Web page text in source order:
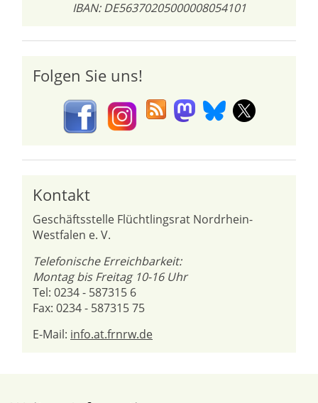
IBAN: DE56370205000008054101
Folgen Sie uns!
Kontakt
Geschäftsstelle Flüchtlingsrat Nordrhein-
Westfalen e. V.
Telefonische Erreichbarkeit:
Montag bis Freitag 10-16 Uhr
Tel: 0234 - 587315 6
Fax: 0234 - 587315 75
E-Mail: info.at.frnrw.de